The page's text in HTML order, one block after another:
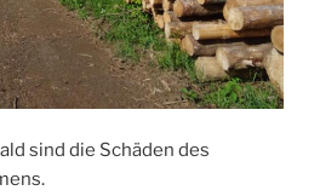
sind die Schäden des